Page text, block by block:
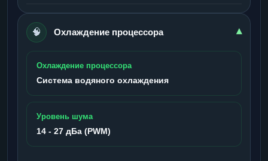
🧠 Охлаждение процессора ▾
Охлаждение процессора
Система водяного охлаждения
Уровень шума
14 - 27 дБа (PWM)